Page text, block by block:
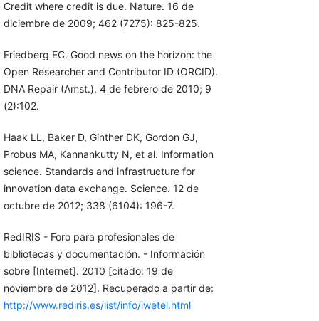
Credit where credit is due. Nature. 16 de
diciembre de 2009; 462 (7275): 825-825.
Friedberg EC. Good news on the horizon: the
Open Researcher and Contributor ID (ORCID).
DNA Repair (Amst.). 4 de febrero de 2010; 9
(2):102.
Haak LL, Baker D, Ginther DK, Gordon GJ,
Probus MA, Kannankutty N, et al. Information
science. Standards and infrastructure for
innovation data exchange. Science. 12 de
octubre de 2012; 338 (6104): 196-7.
RedIRIS - Foro para profesionales de
bibliotecas y documentación. - Información
sobre [Internet]. 2010 [citado: 19 de
noviembre de 2012]. Recuperado a partir de:
http://www.rediris.es/list/info/iwetel.html